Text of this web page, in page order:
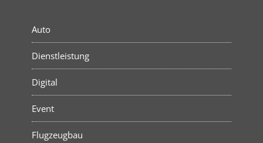
Auto
Dienstleistung
Digital
Event
Flugzeugbau